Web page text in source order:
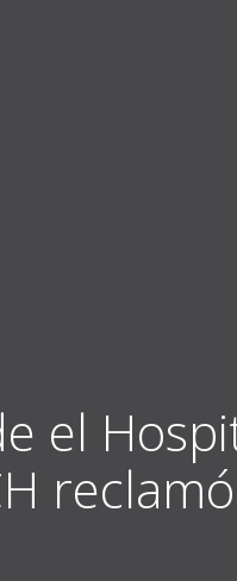
el